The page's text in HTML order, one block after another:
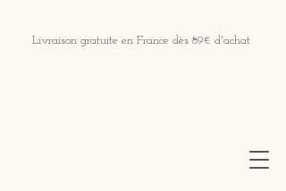
Livraison gratuite en France dès 89€ d'achat